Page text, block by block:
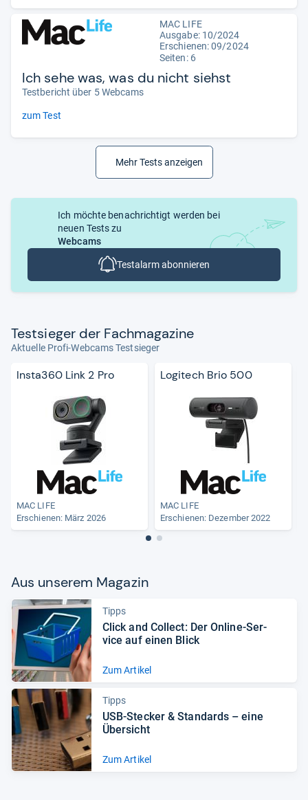
MAC LIFE
Ausgabe: 10/2024
Erschienen: 09/2024
Seiten: 6
Ich sehe was, was du nicht siehst
Testbericht über 5 Webcams
zum Test
Mehr Tests anzeigen
Ich möchte benachrichtigt werden bei
neuen Tests zu
Webcams
Testalarm abonnieren
Test­sie­ger der Fach­ma­ga­zine
Aktuelle Profi-Webcams Testsieger
Insta360 Link 2 Pro
MAC LIFE
Erschienen: März 2026
Logitech Brio 500
MAC LIFE
Erschienen: Dezember 2022
Aus unse­rem Maga­zin
Tipps
Click and Col­lect: Der Online-​Ser­
vice auf einen Blick
Zum Artikel
Tipps
USB-​Ste­cker & Stan­dards – eine
Über­sicht
Zum Artikel